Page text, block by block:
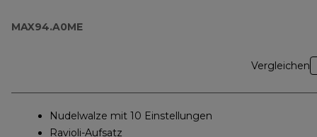
MAX94.A0ME
Vergleichen
Nudelwalze mit 10 Einstellungen
Ravioli-Aufsatz